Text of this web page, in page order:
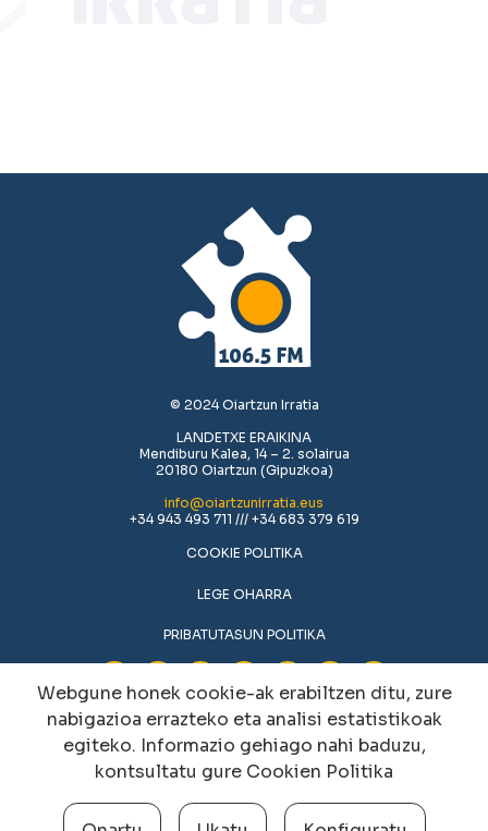
© 2024 Oiartzun Irratia
LANDETXE ERAIKINA
Mendiburu Kalea, 14 – 2. solairua
20180 Oiartzun (Gipuzkoa)
info@oiartzunirratia.eus
+34 943 493 711 /// +34 683 379 619
COOKIE POLITIKA
LEGE OHARRA
PRIBATUTASUN POLITIKA
Webgune honek cookie-ak erabiltzen ditu, zure
nabigazioa errazteko eta analisi estatistikoak
egiteko. Informazio gehiago nahi baduzu,
kontsultatu gure Cookien Politika